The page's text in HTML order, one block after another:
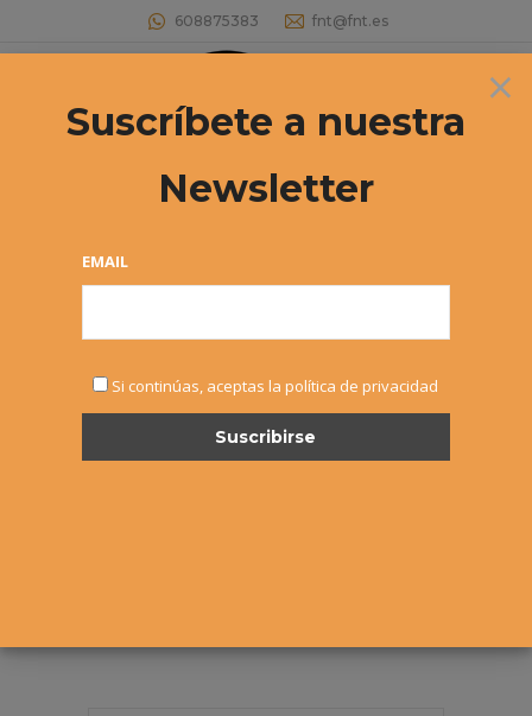
608875383 fnt@fnt.es
Buscar:
4º TORNEO CIRCUITO NAVARRO
×
Suscríbete a nuestra
Newsletter
EMAIL
Si continúas, aceptas la política de privacidad